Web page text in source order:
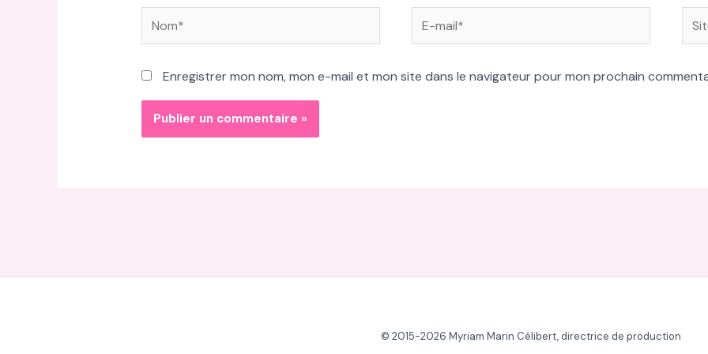
Nom*
E-
mail*
Site
Enregistrer mon nom, mon e-mail et mon site dans le navigateur pour mon prochain
© 2015-2026 Myriam Marin Célibert, directrice de production